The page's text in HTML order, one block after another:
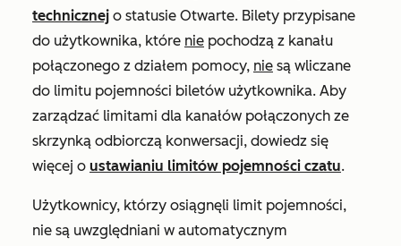
technicznej o statusie Otwarte. Bilety przypisane
do użytkownika, które nie pochodzą z kanału
połączonego z działem pomocy, nie są wliczane
do limitu pojemności biletów użytkownika. Aby
zarządzać limitami dla kanałów połączonych ze
skrzynką odbiorczą konwersacji, dowiedz się
więcej o ustawianiu limitów pojemności czatu.
Użytkownicy, którzy osiągnęli limit pojemności,
nie są uwzględniani w automatycznym